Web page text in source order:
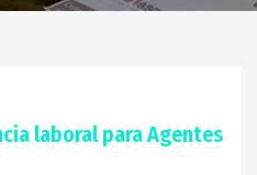
laboral para Agentes